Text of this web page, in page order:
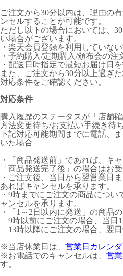
ご注文から30分以内は、理由の
ンセルすることが可能です。
ただし以下の場合においては、
い場合がございます。
・楽天会員登録を利用していな
・予約購入/定期購入/頒布会の注
・配送日時指定で最短お届け日
また、ご注文から30分以上過ぎ
対応条件をご確認ください。
対応条件
購入履歴のステータスが「店舗
方法変更待ち/お支払い手続き待
下記対応可能期間までに電話、
いた場合
・「商品発送前」であれば、キ
「商品発送完了後」の場合はお
・ご注文後、当日から翌営業日
あればキャンセルを承ります。
・9時までにご注文の商品につ
ャンセルを承ります。
・「1～2日以内に発送」の商品
9時以前にご注文の場合、当日
13時以降にご注文の場合、翌日
※当店休業日は、 営業日カレン
※お電話でのキャンセルは、 営
す。